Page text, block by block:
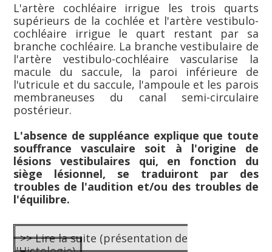
L'artère cochléaire irrigue les trois quarts
supérieurs de la cochlée et l'artère vestibulo-
cochléaire irrigue le quart restant par sa
branche cochléaire. La branche vestibulaire de
l'artère vestibulo-cochléaire vascularise la
macule du saccule, la paroi inférieure de
l'utricule et du saccule, l'ampoule et les parois
membraneuses du canal semi-circulaire
postérieur.
L'absence de suppléance explique que toute
souffrance vasculaire soit à l'origine de
lésions vestibulaires qui, en fonction du
siège lésionnel, se traduiront par des
troubles de l'audition et/ou des troubles de
l'équilibre.
>> Lire la suite (présentation de